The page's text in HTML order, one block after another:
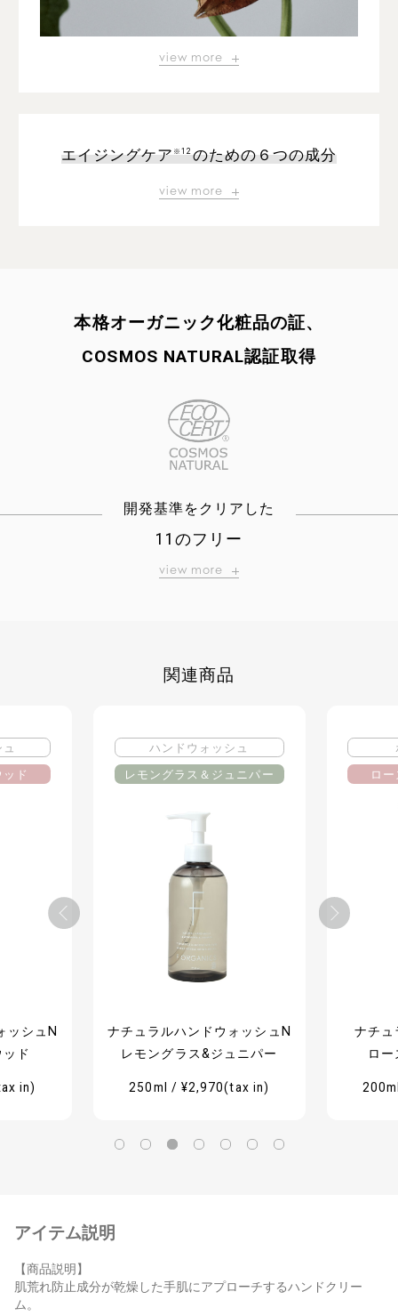
view more
エイジングケア※12のための６つの成分
view more
本格オーガニック化粧品の証、
COSMOS NATURAL認証取得
開発基準をクリアした
11のフリー
view more
関連商品
ド
ッシュN
ド
in)
ハンドウォッシュ
レモングラス＆ジュニパー
ナチュラルハンドウォッシュN
レモングラス&ジュニパー
250ml / ¥2,970(tax in)
ロ
ナチュ
ロ
アイテム説明
【商品説明】
肌荒れ防止成分が乾燥した手肌にアプローチするハンドクリー
ム。